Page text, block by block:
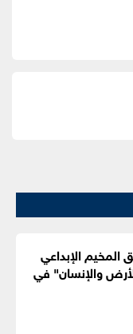
المخيم الإبداعي
والإنسان" في